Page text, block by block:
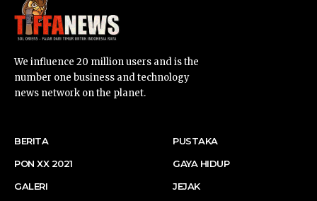
We influence 20 million users and is the
number one business and technology
news network on the planet.
BERITA
PON XX 2021
GALERI
PUSTAKA
GAYA HIDUP
JEJAK